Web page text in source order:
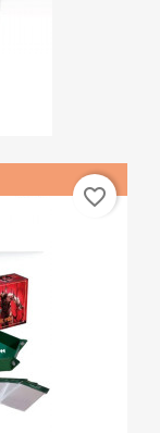
favorite_border